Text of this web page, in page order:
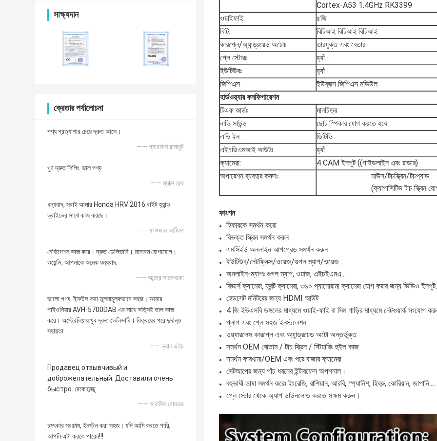
সাক্ষ্যদান
ক্রেতার পর্যালোচনা
পণ্য প্রত্যাশার চেয়ে দ্রুত আসে।
—— প্যারাডর্ন রামাবুট
খুব দ্রুত শিপিং. ভাল পণ্য
—— ম্যাক্স রেথ
ধন্যবাদ, সবাই আমার Honda HRV 2016 রাইট হ্যান্ড
ড্রাইভের সাথে কাজ করছে।
—— ফাওজান আজিমা
নেভিগেশন কাজ করে। দ্রুত ডেলিভারি। মনোরম যোগাযোগ।
ওয়েন্ডি, আপনাকে অনেক ধন্যবাদ.
—— আন্দ্রে সাভেনকো
ভালো পণ্য. ইনস্টল করা তুলনামূলকভাবে সহজ। আমার
পাইওনিয়ার AVH-5700DAB এর সাথে সত্যিই ভাল কাজ
করে। অস্ট্রেলিয়ায় খুব দ্রুত ডেলিভারি। বিক্রয়ের পরে দুর্দান্ত
সহায়তা
—— ড্যান এইচ
Продавец отзывчивый и
доброжелательный. Доставили очень
быстро. রেকোমেন্ডু
—— মাকসিম বোদরভ
চমৎকার সরঞ্জাম, ইনস্টল করা সহজ। যদি আমি করতে পারি,
আপনি এটা করতে পারেন!!!
Cortex-A53 1.4GHz RK3399
ওয়াইফাই:
৫জি
বিটি:
বিটিআই বিটিআই বিটিআই
কারপ্লে/অ্যান্ড্রয়েড অটোঃ
তারযুক্ত এবং বেতার
প্লে স্টোরঃ
হ্যাঁ।
ইউটিউবঃ
হ্যাঁ।
জিপিএস
ইউব্লক্স জিপিএস মডিউল
হার্ডওয়্যার কনফিগারেশন
টিএফ কার্ডঃ
মানচিত্র
নাভি সাউন্ড
ছোট স্পিকার যোগ করতে হবে
এভি ইন:
ডিটিভি
এইচডিএমআই আউটঃ
হ্যাঁ
ক্যামেরা:
4 CAM ইনপুট ((গাইডলাইন এবং রাডার)
অপারেশন ব্যবহার করুনঃ
মাউস/টচস্ক্রিন/টচপ্যাড
(ক্যাপাসিটিভ টাচ স্ক্রিন
ফাংশন
হিকারকে সমর্থন করো
বিভক্ত স্ক্রিন সমর্থন করুন
এমসিইউ অনলাইন আপগ্রেড সমর্থন করুন
ইউটিউব/নেটফ্লিক্স/ওয়েজ/গুগল ম্যাপ/ওয়েজ...
অনলাইন-ম্যাপঃ গুগল ম্যাপ, ওয়াজ, এইচইএমএ...
রিভার্স ক্যামেরা, ফ্রন্ট ক্যামেরা, ৩৬০ প্যানোরামা ক্যামেরা যোগ করার জন্য ভিডিও
হেডসেট মনিটরের জন্য HDMI আউট
4 জি ইউএসবি ডঙ্গলের মাধ্যমে ওয়াই-ফাই বা সিম গাড়ির মাধ্যমে নেটওয়ার্ক সংযোগ
প্লাগ এবং প্লে সহজ ইনস্টলেশন
ওয়্যারলেস কারপ্লে এবং অ্যান্ড্রয়েড অটো অন্তর্ভুক্ত
সমর্থন OEM বোতাম / টাচ স্ক্রিন / স্টিয়ারিং হুইল কাজ
সমর্থন কারখানা/OEM এবং পরে বাজার ক্যামেরা
সেটআপের জন্য পাঁচ ধরনের ইন্টারফেস অপশনাল।
বহুভাষী ভাষা সমর্থন করেঃ ইংরেজি, রাশিয়ান, আরবি, স্প্যানিশ, হিব্রু, কোরিয়ান, জাপানি....
প্লে স্টোর থেকে অ্যাপ ডাউনলোড করতে সক্ষম করুন।